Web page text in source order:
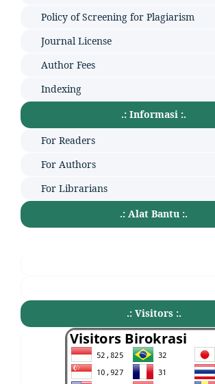
Policy of Screening for Plagiarism
Journal License
Author Fees
Indexing
.: Informasi :.
For Readers
For Authors
For Librarians
.: Alat Bantu :.
.: Visitors :.